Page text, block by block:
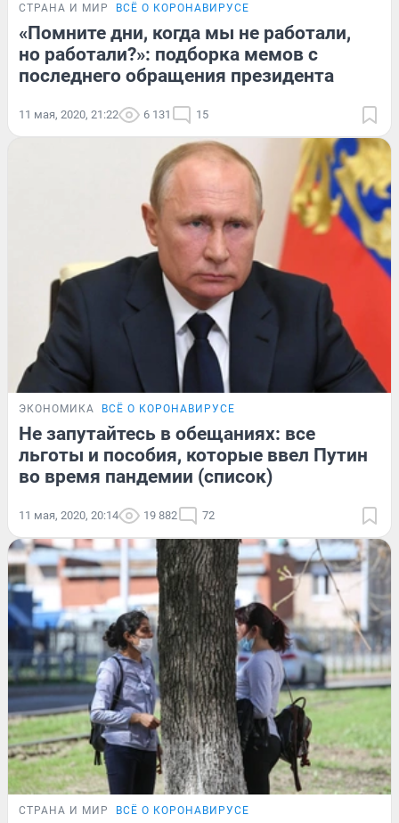
СТРАНА И МИР ВСЁ О КОРОНАВИРУСЕ
«Помните дни, когда мы не работали,
но работали?»: подборка мемов с
последнего обращения президента
11 мая, 2020, 21:22 6 131 15
ЭКОНОМИКА ВСЁ О КОРОНАВИРУСЕ
Не запутайтесь в обещаниях: все
льготы и пособия, которые ввел Путин
во время пандемии (список)
11 мая, 2020, 20:14 19 882 72
СТРАНА И МИР ВСЁ О КОРОНАВИРУСЕ